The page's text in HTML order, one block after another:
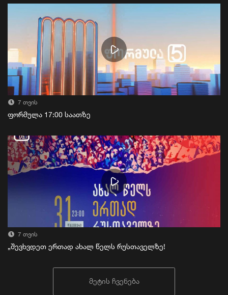
7 თვის
ფორმულა 17:00 საათზე
7 თვის
„შევხვდეთ ერთად ახალ წელს რუსთაველზე!
მეტის ჩვენება